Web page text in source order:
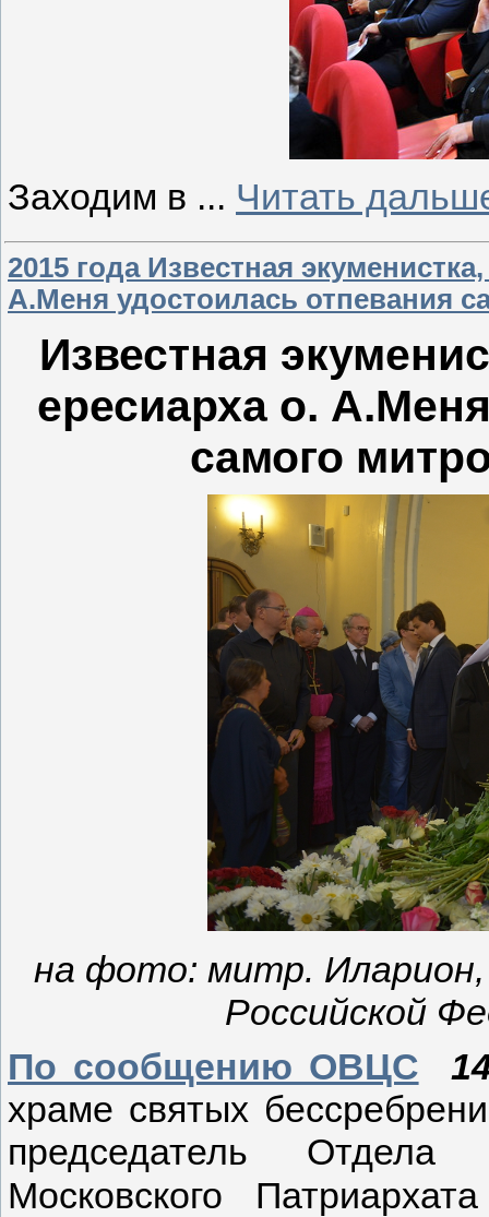
Заходим в ... Читать
2015 года Известная
А.Меня удостоилась отпевания
Известная
ересиарха о.
самого
на фото: митр. Иларион,
Российской
По сообщению ОВЦС
храме святых
председатель
Московского